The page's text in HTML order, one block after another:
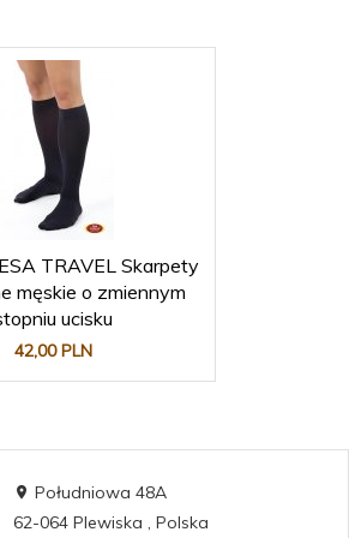
TRAVEL Skarpety
męskie o zmiennym
ucisku
42,00 PLN
Południowa 48A
62-064 Plewiska ,Polska